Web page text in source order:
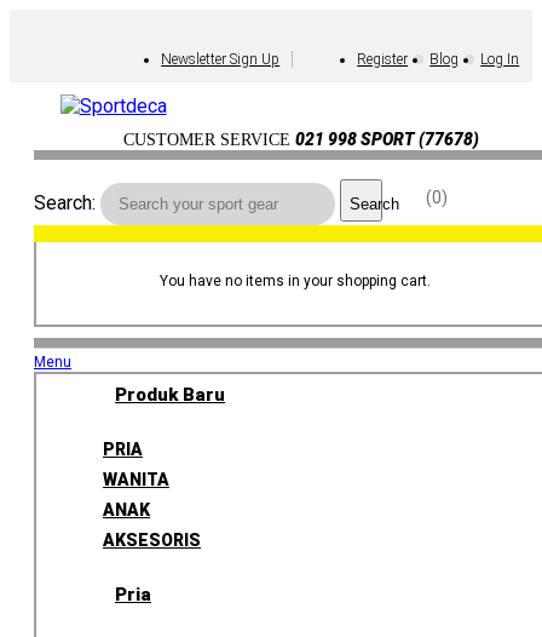
Newsletter Sign Up Register Blog Log In
CUSTOMER SERVICE 021 998 SPORT (77678)
0
Search: Search
You have no items in your shopping cart.
Menu
Produk Baru
PRIA
WANITA
ANAK
AKSESORIS
Pria